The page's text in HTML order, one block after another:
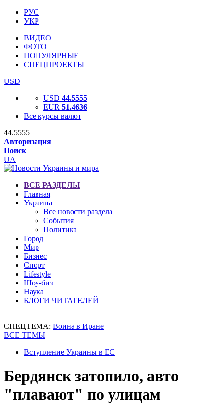
РУС
УКР
ВИДЕО
ФОТО
ПОПУЛЯРНЫЕ
СПЕЦПРОЕКТЫ
USD
USD 44.5555
EUR 51.4636
Все курсы валют
44.5555
Авторизация
Поиск
UA
ВСЕ РАЗДЕЛЫ
Главная
Украина
Все новости раздела
События
Политика
Город
Мир
Бизнес
Спорт
Lifestyle
Шоу-биз
Наука
БЛОГИ ЧИТАТЕЛЕЙ
СПЕЦТЕМА: Война в Иране
ВСЕ ТЕМЫ
Вступление Украины в ЕС
Бердянск затопило, авто
"плавают" по улицам